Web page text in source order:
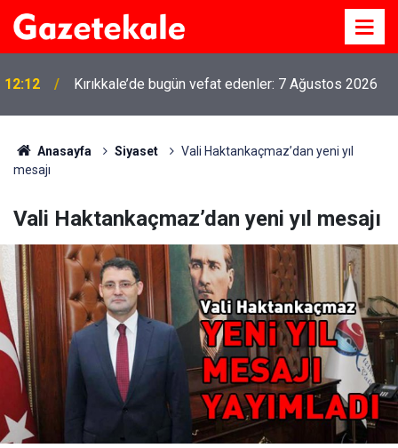
12:12 Kırıkkale’de bugün vefat edenler: 7 Ağustos 2026
Anasayfa Siyaset
Vali Haktankaçmaz’dan yeni yıl
mesajı
Vali Haktankaçmaz’dan yeni yıl mesajı